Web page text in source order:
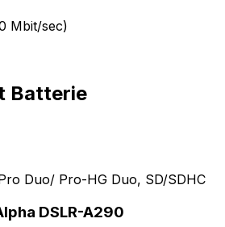
Mbit/sec)
Batterie
Duo/ Pro-HG Duo, SD/SDHC
DSLR-A290